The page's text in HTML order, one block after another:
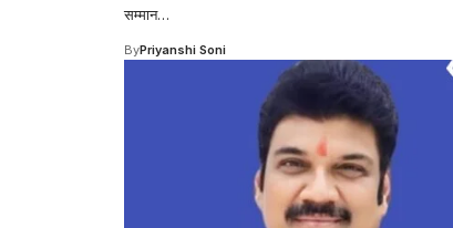
सम्मान…
ByPriyanshi Soni